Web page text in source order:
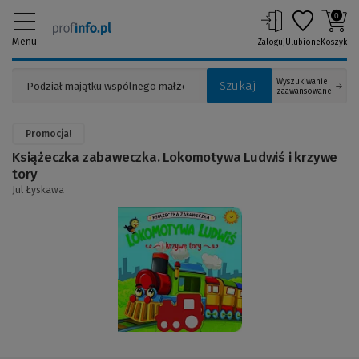
Menu
Szukaj
Wyszukiwanie
zaawansowane
ZalogujUlubione
0
Koszyk
Promocja!
(Link
Książeczka zabaweczka. Lokomotywa Ludwiś i krzywe
tory
Jul Łyskawa